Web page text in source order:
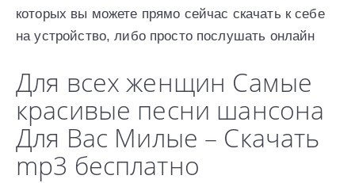
которых вы можете прямо сейчас скачать к себе
на устройство, либо просто послушать онлайн
Для всех женщин Самые
красивые песни шансона
Для Вас Милые – Скачать
mp3 бесплатно